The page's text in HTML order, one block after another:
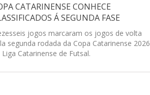
CATARINENSE CONHECE
Á SEGUNDA FASE
jogos marcaram os jogos de volta
segunda rodada da Copa Catarinense 2026
Liga Catarinense de Futsal.